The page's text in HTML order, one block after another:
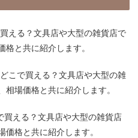
える？文具店や大型の雑貨店で
格と共に紹介します。
こで買える？文具店や大型の雑
場価格と共に紹介します。
買える？文具店や大型の雑貨店
価格と共に紹介します。